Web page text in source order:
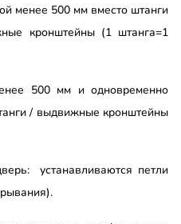
менее 500 мм вместо штанги
кронштейны (1 штанга=1
500 мм и одновременно
/ выдвижные кронштейны
устанавливаются петли